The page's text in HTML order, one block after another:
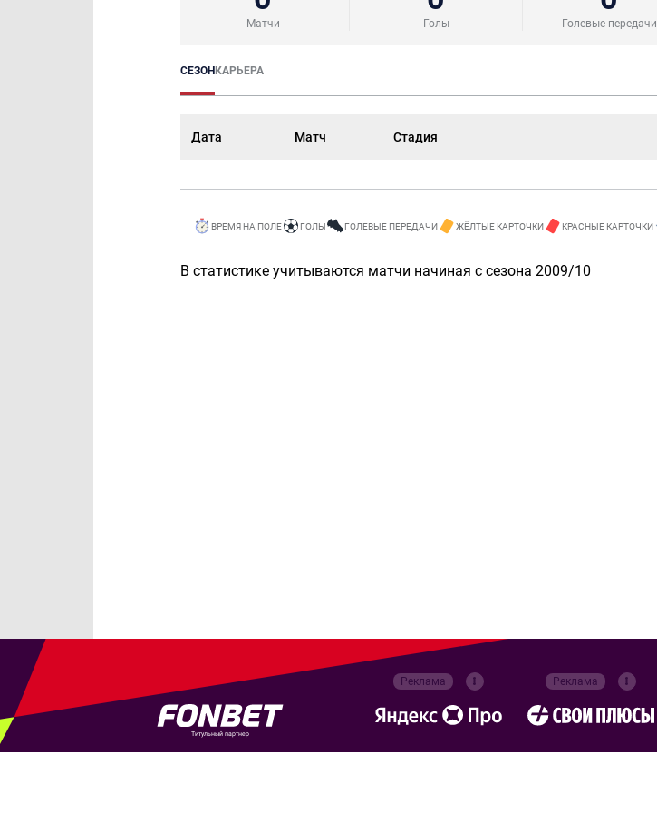
Матчи Голы Голевые передачи
СЕЗОНКАРЬЕРА
Дата Матч Стадия
ВРЕМЯ НА ПОЛЕ ГОЛЫ ГОЛЕВЫЕ ПЕРЕДАЧИ ЖЁЛТЫЕ КАРТОЧКИ КРАСНЫЕ КАРТОЧКИ
В статистике учитываются матчи начиная с сезона 2009/10
Титульный партнер
Реклама Реклама